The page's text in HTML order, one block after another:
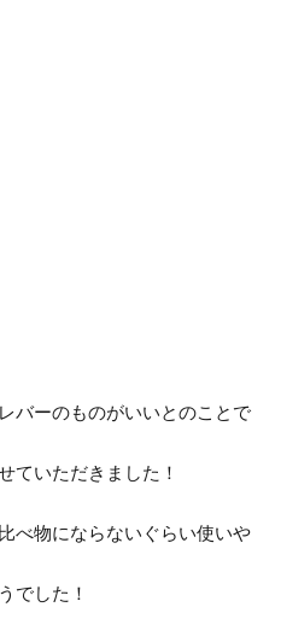
バーのものがいいとのことで
ていただきました！
べ物にならないぐらい使いや
でした！